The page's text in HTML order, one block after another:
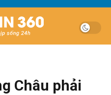
Châu phải